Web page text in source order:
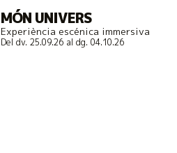
MÓN UNIVERS
Experiència escénica immersiva
Del dv. 25.09.26al dg. 04.10.26